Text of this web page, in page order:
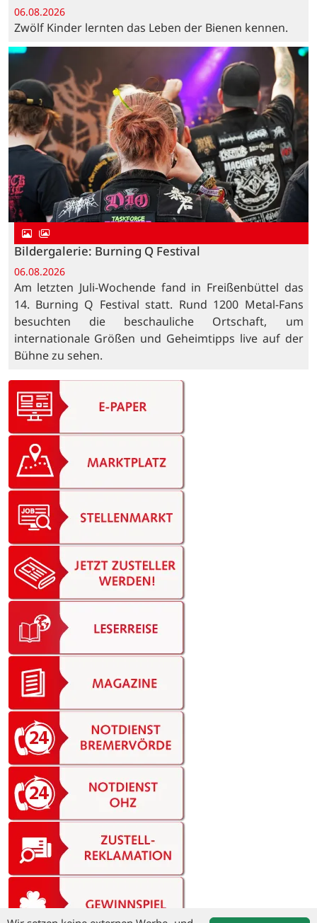
06.08.2026
Zwölf Kinder lernten das Leben der Bienen kennen.
Bildergalerie: Burning Q Festival
06.08.2026
Am letzten Juli-Wochende fand in Freißenbüttel das
14. Burning Q Festival statt. Rund 1200 Metal-Fans
besuchten die beschauliche Ortschaft, um
internationale Größen und Geheimtipps live auf der
Bühne zu sehen.